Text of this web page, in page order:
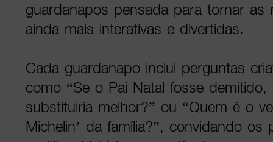
guardanapos pensada para tornar as
ainda mais interativas e divertidas.
Cada guardanapo inclui perguntas
como “Se o Pai Natal fosse
substituiria melhor?” ou “Quem é o
Michelin’ da família?”, convidando os